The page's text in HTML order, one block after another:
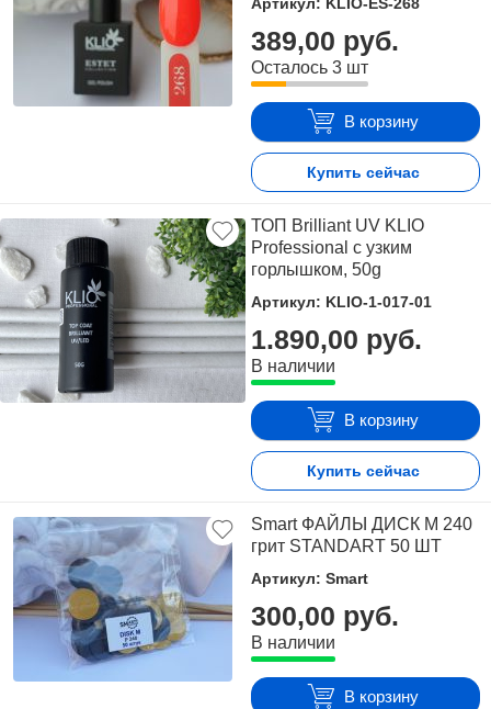
389,00 руб.
Осталось 3 шт
В корзину
Купить сейчас
ТОП Brilliant UV KLIO
Professional с узким
горлышком, 50g
Артикул: KLIO-1-017-01
1.890,00 руб.
В наличии
В корзину
Купить сейчас
Smart ФАЙЛЫ ДИСК М 240
грит STANDART 50 ШТ
Артикул: Smart
300,00 руб.
В наличии
В корзину